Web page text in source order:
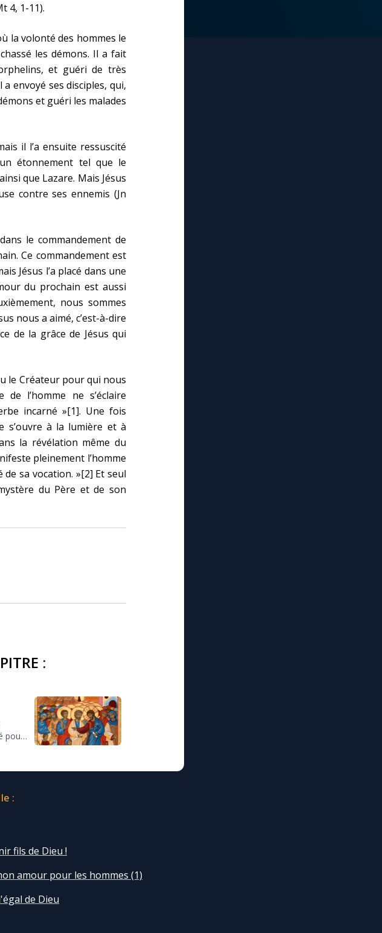
4, 1-11).
la volonté des hommes le
les démons. Il a fait
et guéri de très
envoyé ses disciples, qui,
et guéri les malades
il l’a ensuite ressuscité
étonnement tel que le
que Lazare. Mais Jésus
contre ses ennemis (Jn
le commandement de
Ce commandement est
Jésus l’a placé dans une
du prochain est aussi
nous sommes
nous a aimé, c’est-à-dire
de la grâce de Jésus qui
le Créateur pour qui nous
l’homme ne s’éclaire
incarné »[1]. Une fois
s’ouvre à la lumière et à
la révélation même du
pleinement l’homme
sa vocation. »[2] Et seul
du Père et de son
:
pour
:
fils de Dieu !
amour pour les hommes (1)
de Dieu